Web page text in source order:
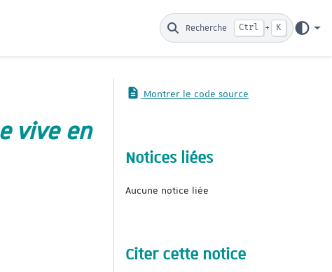
Recherche Ctrl + K
vive en
Montrer le code source
Notices liées
Aucune notice liée
Citer cette notice